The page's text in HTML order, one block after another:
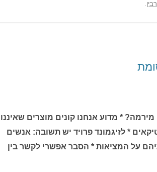
.
* מדוע אנחנו קונים מוצרים שאיננו
* לזיגמונד פרויד יש תשובה: אנשים
על המציאות * הסבר אפשרי לקשר בין